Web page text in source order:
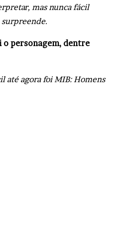
mas nunca fácil
o personagem, dentre
até agora foi MIB: Homens